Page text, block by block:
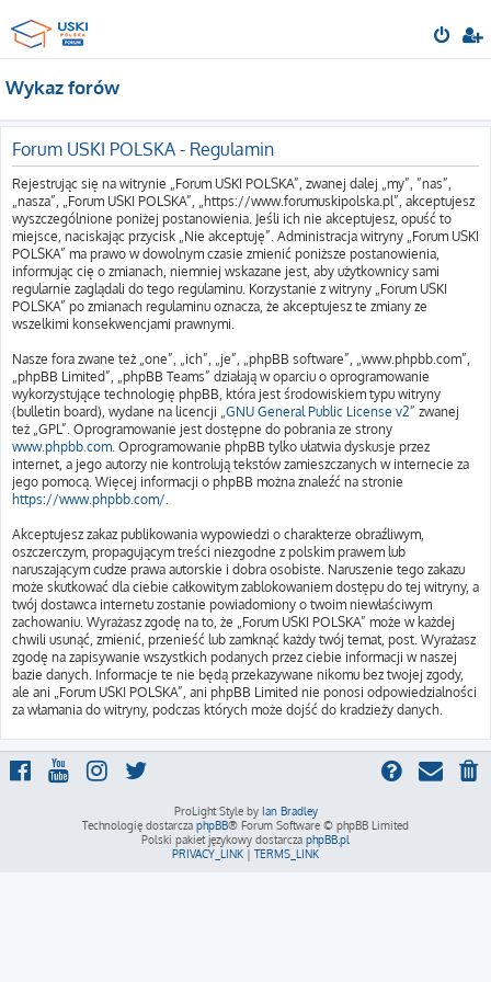
Wykaz forów
Forum USKI POLSKA - Regulamin
Rejestrując się na witrynie „Forum USKI POLSKA”, zwanej dalej „my”, ”nas”,
„nasza”, „Forum USKI POLSKA”, „https://www.forumuskipolska.pl”, akceptujesz
wyszczególnione poniżej postanowienia. Jeśli ich nie akceptujesz, opuść to
miejsce, naciskając przycisk „Nie akceptuję”. Administracja witryny „Forum USKI
POLSKA” ma prawo w dowolnym czasie zmienić poniższe postanowienia,
informując cię o zmianach, niemniej wskazane jest, aby użytkownicy sami
regularnie zaglądali do tego regulaminu. Korzystanie z witryny „Forum USKI
POLSKA” po zmianach regulaminu oznacza, że akceptujesz te zmiany ze
wszelkimi konsekwencjami prawnymi.
Nasze fora zwane też „one”, „ich”, „je”, „phpBB software”, „www.phpbb.com”,
„phpBB Limited”, „phpBB Teams” działają w oparciu o oprogramowanie
wykorzystujące technologię phpBB, która jest środowiskiem typu witryny
(bulletin board), wydane na licencji „GNU General Public License v2” zwanej
też „GPL”. Oprogramowanie jest dostępne do pobrania ze strony
www.phpbb.com. Oprogramowanie phpBB tylko ułatwia dyskusje przez
internet, a jego autorzy nie kontrolują tekstów zamieszczanych w internecie za
jego pomocą. Więcej informacji o phpBB można znaleźć na stronie
https://www.phpbb.com/.
Akceptujesz zakaz publikowania wypowiedzi o charakterze obraźliwym,
oszczerczym, propagującym treści niezgodne z polskim prawem lub
naruszającym cudze prawa autorskie i dobra osobiste. Naruszenie tego zakazu
może skutkować dla ciebie całkowitym zablokowaniem dostępu do tej witryny, a
twój dostawca internetu zostanie powiadomiony o twoim niewłaściwym
zachowaniu. Wyrażasz zgodę na to, że „Forum USKI POLSKA” może w każdej
chwili usunąć, zmienić, przenieść lub zamknąć każdy twój temat, post. Wyrażasz
zgodę na zapisywanie wszystkich podanych przez ciebie informacji w naszej
bazie danych. Informacje te nie będą przekazywane nikomu bez twojej zgody,
ale ani „Forum USKI POLSKA”, ani phpBB Limited nie ponosi odpowiedzialności
za włamania do witryny, podczas których może dojść do kradzieży danych.
ProLight Style by Ian Bradley
Technologię dostarcza phpBB® Forum Software © phpBB Limited
Polski pakiet językowy dostarcza phpBB.pl
PRIVACY_LINK | TERMS_LINK